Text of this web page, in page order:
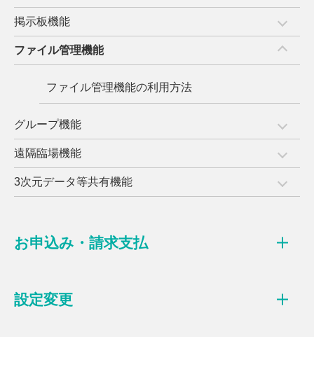
掲示板機能
ファイル管理機能
ファイル管理機能の利用方法
グループ機能
遠隔臨場機能
3次元データ等共有機能
お申込み・請求支払
設定変更